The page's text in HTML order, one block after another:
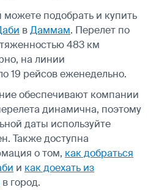
подобрать и купить
вДаммам. Перелет по
483 км
на линии
19 рейсов еженедельно.
обеспечивают компании
динамична, поэтому
даты используйте
Также доступна
о том, как добраться
и как доехать из
в город.